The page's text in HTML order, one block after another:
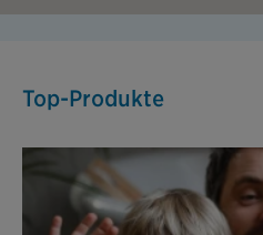
Top-Produkte